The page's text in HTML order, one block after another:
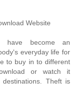
Website
have become an
everyday life for
to buy in to different
or watch it
Theft is